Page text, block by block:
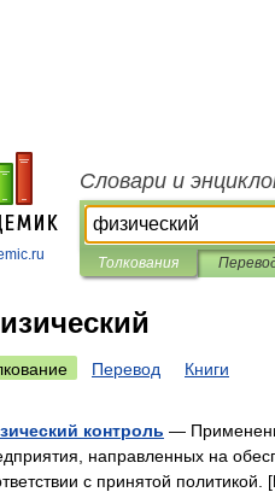
Словари и
Толкования
Перевод Книги
контроль —
направленных на
с принятой